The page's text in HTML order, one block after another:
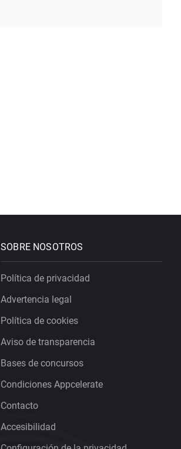
SOBRE NOSOTROS
Política de privacidad
Advertencia legal
Política de cookies
Aviso de transparencia
Bases de concursos
Condiciones Appcelerate
Contacto
Accesibilidad